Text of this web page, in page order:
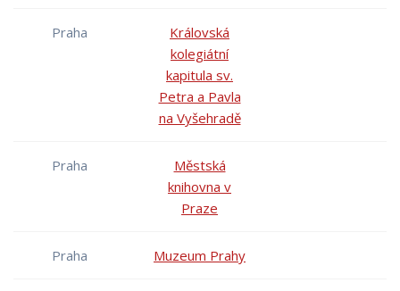
Praha
Královská
kolegiátní
kapitula sv.
Petra a Pavla
na Vyšehradě
Praha
Městská
knihovna v
Praze
Praha Muzeum Prahy